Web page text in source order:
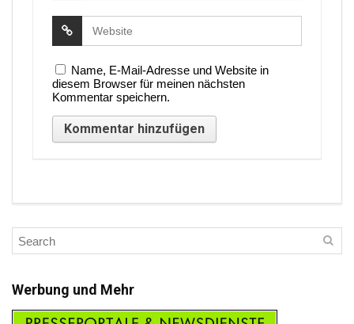
Name, E-Mail-Adresse und Website in
diesem Browser für meinen nächsten
Kommentar speichern.
Werbung und Mehr